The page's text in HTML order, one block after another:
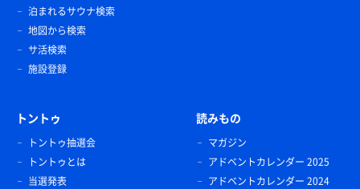
泊まれるサウナ検索
地図から検索
サ活検索
施設登録
トントゥ
トントゥ抽選会
トントゥとは
当選発表
読みもの
マガジン
アドベントカレンダー 2025
アドベントカレンダー 2024